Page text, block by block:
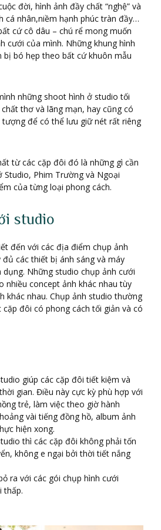
đời, hình ảnh đầy chất “nghệ” và
cá nhân,niềm hạnh phúc tràn đầy…
cứ cô dâu – chú rể mong muốn
cưới của mình. Những khung hình
bị bó hẹp theo bất cứ khuôn mẫu
những shoot hình ở studio tối
thơ và lãng mạn, hay cũng có
để có thể lưu giữ nét rất riêng
từ các cặp đôi đó là những gì cần
Studio, Phim Trường và Ngoại
của từng loại phong cách.
studio
đến với các địa điểm chụp ảnh
các thiết bị ánh sáng và máy
dụng. Những studio chụp ảnh cưới
nhiều concept ảnh khác nhau tùy
khác nhau. Chụp ảnh studio thường
đôi có phong cách tối giản và có
giúp các cặp đôi tiết kiệm và
gian. Điều này cực kỳ phù hợp với
trẻ, làm việc theo giờ hành
vài tiếng đồng hồ, album ảnh
hiện xong.
thì các cặp đôi không phải tốn
không e ngại bởi thời tiết nắng
ra với các gói chụp hình cưới
thấp.